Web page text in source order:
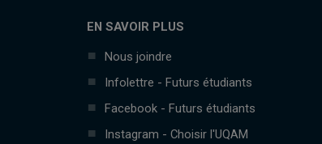
EN SAVOIR PLUS
Nous joindre
Infolettre - Futurs étudiants
Facebook - Futurs étudiants
Instagram - Choisir l'UQAM